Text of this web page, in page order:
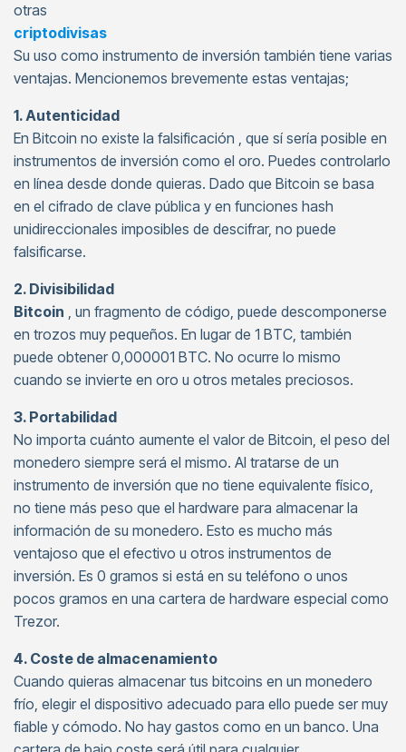
otras
criptodivisas
Su uso como instrumento de inversión también tiene varias
ventajas. Mencionemos brevemente estas ventajas;
1. Autenticidad
En Bitcoin no existe la falsificación , que sí sería posible en
instrumentos de inversión como el oro. Puedes controlarlo
en línea desde donde quieras. Dado que Bitcoin se basa
en el cifrado de clave pública y en funciones hash
unidireccionales imposibles de descifrar, no puede
falsificarse.
2. Divisibilidad
Bitcoin , un fragmento de código, puede descomponerse
en trozos muy pequeños. En lugar de 1 BTC, también
puede obtener 0,000001 BTC. No ocurre lo mismo
cuando se invierte en oro u otros metales preciosos.
3. Portabilidad
No importa cuánto aumente el valor de Bitcoin, el peso del
monedero siempre será el mismo. Al tratarse de un
instrumento de inversión que no tiene equivalente físico,
no tiene más peso que el hardware para almacenar la
información de su monedero. Esto es mucho más
ventajoso que el efectivo u otros instrumentos de
inversión. Es 0 gramos si está en su teléfono o unos
pocos gramos en una cartera de hardware especial como
Trezor.
4. Coste de almacenamiento
Cuando quieras almacenar tus bitcoins en un monedero
frío, elegir el dispositivo adecuado para ello puede ser muy
fiable y cómodo. No hay gastos como en un banco. Una